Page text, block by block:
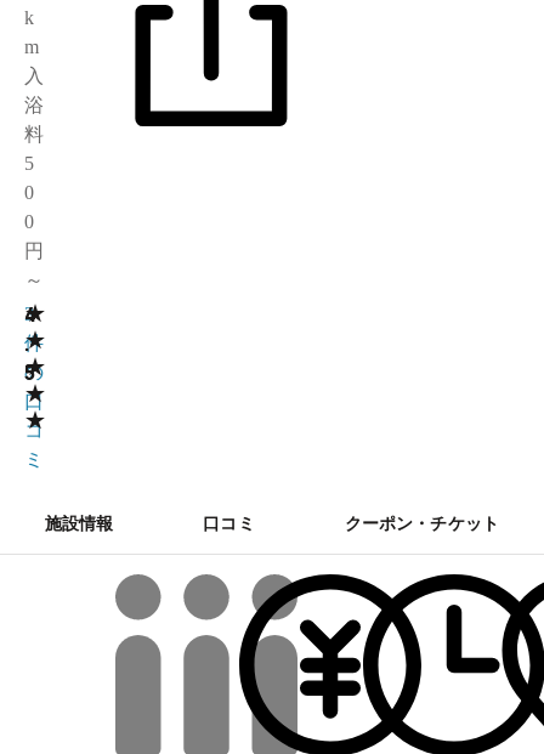
k
m
入
浴
料
5
0
0
円
～
★
★
★
★
★
4
.
5
3
件
の
口
コ
ミ
施設情報 口コミ クーポン・チケット